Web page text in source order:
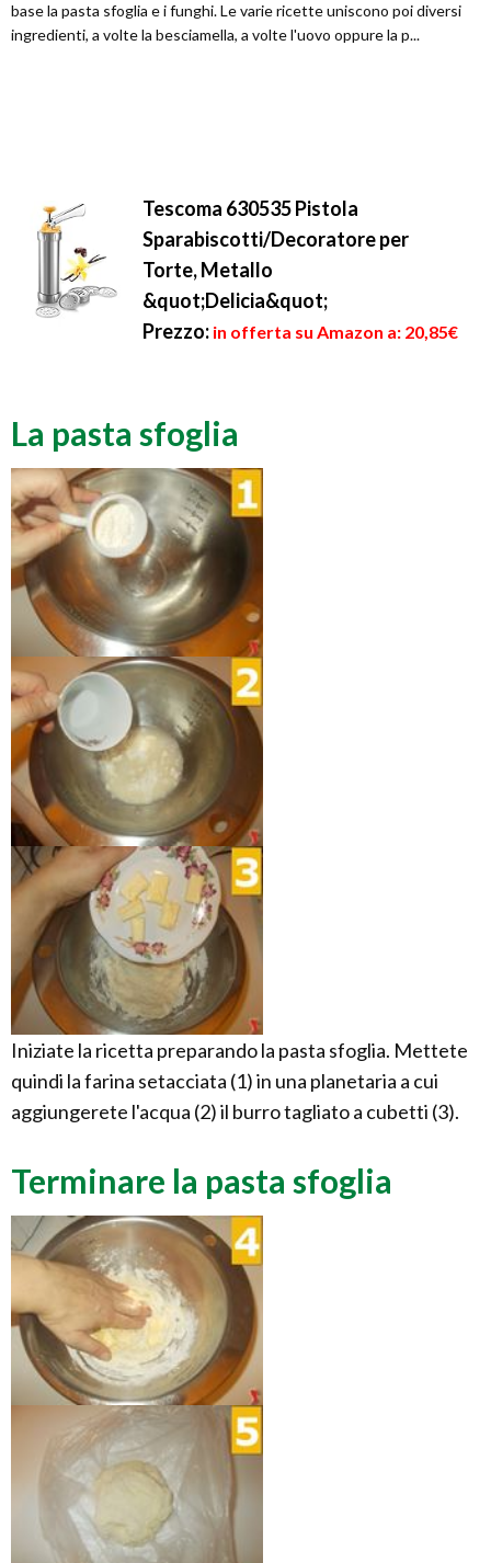
base la pasta sfoglia e i funghi. Le varie ricette uniscono poi diversi
ingredienti, a volte la besciamella, a volte l'uovo oppure la p...
Tescoma 630535 Pistola
Sparabiscotti/Decoratore per
Torte, Metallo
&quot;Delicia&quot;
Prezzo: in offerta su Amazon a: 20,85€
La pasta sfoglia
Iniziate la ricetta preparando la pasta sfoglia. Mettete
quindi la farina setacciata (1) in una planetaria a cui
aggiungerete l'acqua (2) il burro tagliato a cubetti (3).
Terminare la pasta sfoglia